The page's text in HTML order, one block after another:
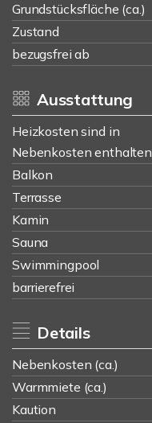
Grundstücksfläche (ca.)
Zustand
bezugsfrei ab
Ausstattung
Heizkosten sind in
Nebenkosten enthalten
Balkon
Terrasse
Kamin
Sauna
Swimmingpool
barrierefrei
Details
Nebenkosten (ca.)
Warmmiete (ca.)
Kaution